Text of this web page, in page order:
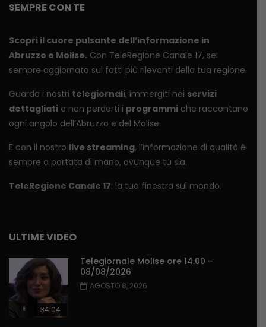
SEMPRE CON TE
Scopri il cuore pulsante dell’informazione in
Abruzzo e Molise. Con TeleRegione Canale 17, sei
sempre aggiornato sui fatti più rilevanti della tua regione.
Guarda i nostri telegiornali, immergiti nei servizi
dettagliati e non perderti i programmi che raccontano
ogni angolo dell’Abruzzo e del Molise.
E con il nostro live streaming, l’informazione di qualità è
sempre a portata di mano, ovunque tu sia.
TeleRegione Canale 17: la tua finestra sul mondo.
ULTIME VIDEO
34:04
Telegiornale Molise ore 14.00 –
08/08/2026
AGOSTO 8, 2026